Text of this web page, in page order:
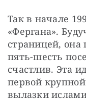
Так в начале
«Фергана».
страницей, она
пять-шесть
счастлив. Эта
первой
вылазки